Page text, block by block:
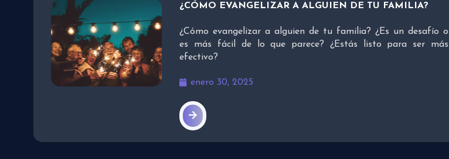
¿CÓMO EVANGELIZAR A ALGUIEN DE TU FAMILIA?
¿Cómo evangelizar a alguien de tu familia? ¿Es un desafío o
es más fácil de lo que parece? ¿Estás listo para ser más
efectivo?
enero 30, 2025